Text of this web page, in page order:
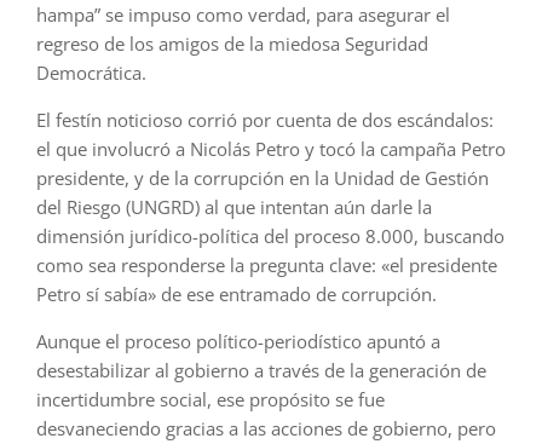
hampa” se impuso como verdad, para asegurar el
regreso de los amigos de la miedosa Seguridad
Democrática.
El festín noticioso corrió por cuenta de dos escándalos:
el que involucró a Nicolás Petro y tocó la campaña Petro
presidente, y de la corrupción en la Unidad de Gestión
del Riesgo (UNGRD) al que intentan aún darle la
dimensión jurídico-política del proceso 8.000, buscando
como sea responderse la pregunta clave: «el presidente
Petro sí sabía» de ese entramado de corrupción.
Aunque el proceso político-periodístico apuntó a
desestabilizar al gobierno a través de la generación de
incertidumbre social, ese propósito se fue
desvaneciendo gracias a las acciones de gobierno, pero